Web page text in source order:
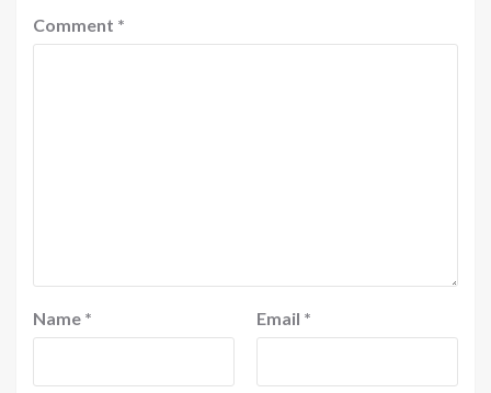
Comment *
Name * Email *